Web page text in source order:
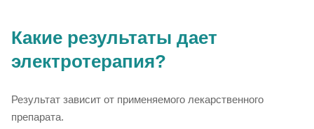
Какие результаты дает
электротерапия?
Результат зависит от применяемого лекарственного
препарата.